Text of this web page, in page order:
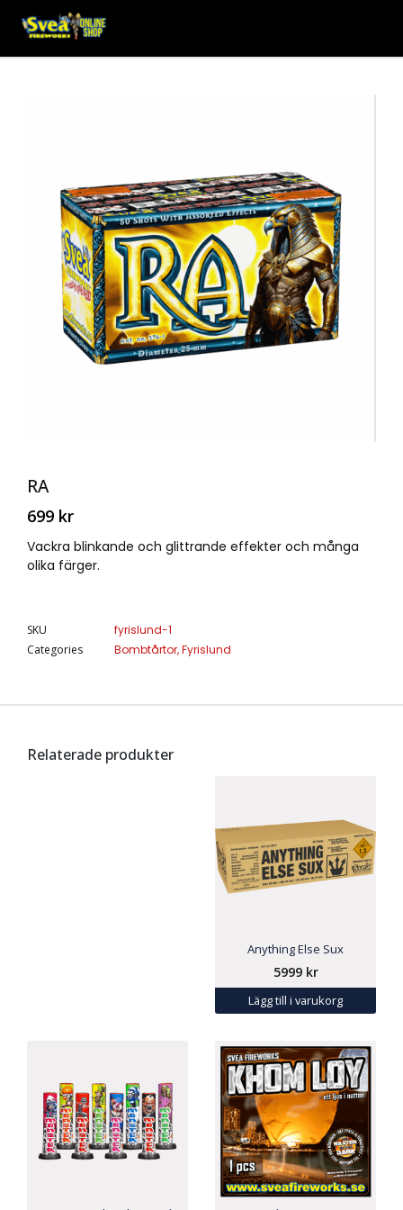
RA
699 kr
Vackra blinkande och glittrande effekter och många
olika färger.
SKU
fyrislund-1
Categories
Bombtårtor,Fyrislund
Relaterade produkter
Anything Else Sux
5999 kr
Lägg till i varukorg